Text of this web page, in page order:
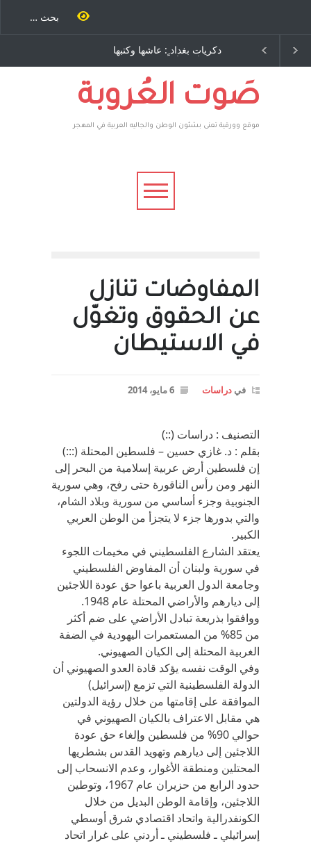
الاستيطان ومسلسل الخداع
المستمر - قلم : راسم عبيدات
ٍ: عاشها وكتبها
الامريكية
صَوت العُروبة
موقع وورقية تعنى بشئون الوطن والجاليه العربية في المهجر
المفاوضات تنازل
عن الحقوق وتغوّل
في الاستيطان
في دراسات 6 مايو، 2014
التصنيف : دراسات (::)
بقلم : د. غازي حسين – فلسطين المحتلة (:::)
إن فلسطين أرض عربية إسلامية من البحر إلى
النهر ومن رأس الناقورة حتى رفح، وهي سورية
الجنوبية وجزء أساسي من سورية وبلاد الشام،
والتي بدورها جزء لا يتجزأ من الوطن العربي
الكبير.
يعتقد الشارع الفلسطيني في مخيمات اللجوء
في سورية ولبنان أن المفاوض الفلسطيني
وجامعة الدول العربية باعوا حق عودة اللاجئين
إلى ديارهم والأراضي المحتلة عام 1948.
ووافقوا بذريعة تبادل الأراضي على ضم أكثر
من 85% من المستعمرات اليهودية في الضفة
الغربية المحتلة إلى الكيان الصهيوني.
وفي الوقت نفسه يؤكد قادة العدو الصهيوني أن
الدولة الفلسطينية التي تزمع (إسرائيل)
الموافقة على إقامتها من خلال رؤية الدولتين
هي مقابل الاعتراف بالكيان الصهيوني في
حوالي 90% من فلسطين وإلغاء حق عودة
اللاجئين إلى ديارهم وتهويد القدس بشطريها
المحتلين ومنطقة الأغوار، وعدم الانسحاب إلى
حدود الرابع من حزيران عام 1967، وتوطين
اللاجئين، وإقامة الوطن البديل من خلال
الكونفدرالية واتحاد اقتصادي شرق أوسطي
إسرائيلي ـ فلسطيني ـ أردني على غرار اتحاد